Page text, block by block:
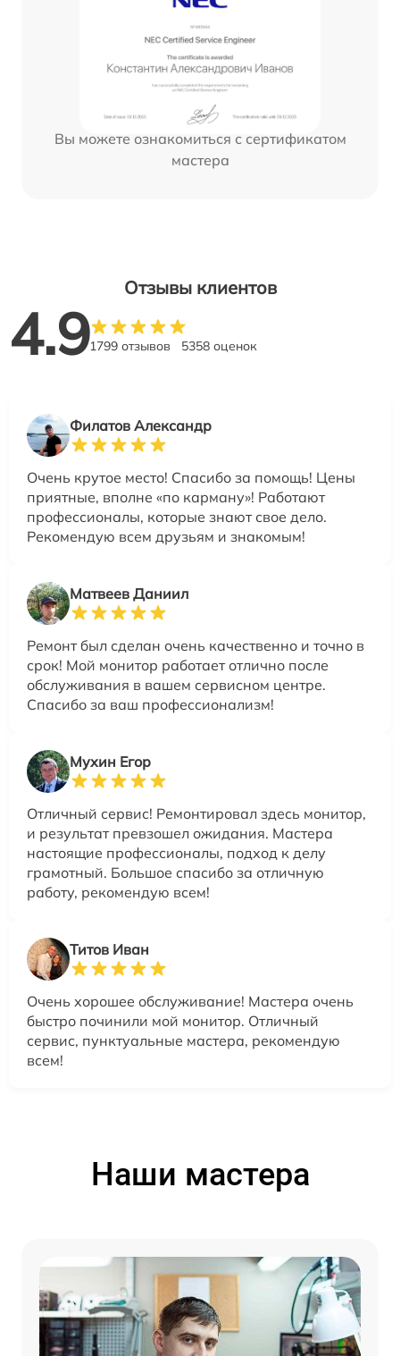
Вы можете ознакомиться с сертификатом
мастера
Отзывы клиентов
4.91799 отзывов 5358 оценок
Филатов Александр
Очень крутое место! Спасибо за помощь! Цены
приятные, вполне «по карману»! Работают
профессионалы, которые знают свое дело.
Рекомендую всем друзьям и знакомым!
Матвеев Даниил
Ремонт был сделан очень качественно и точно в
срок! Мой монитор работает отлично после
обслуживания в вашем сервисном центре.
Спасибо за ваш профессионализм!
Мухин Егор
Отличный сервис! Ремонтировал здесь монитор,
и результат превзошел ожидания. Мастера
настоящие профессионалы, подход к делу
грамотный. Большое спасибо за отличную
работу, рекомендую всем!
Титов Иван
Очень хорошее обслуживание! Мастера очень
быстро починили мой монитор. Отличный
сервис, пунктуальные мастера, рекомендую
всем!
Наши мастера